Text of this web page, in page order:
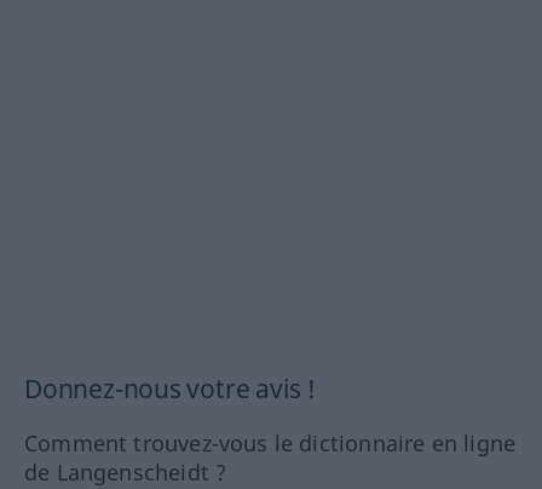
Donnez-nous votre avis !
Comment trouvez-vous le dictionnaire en ligne
de Langenscheidt ?